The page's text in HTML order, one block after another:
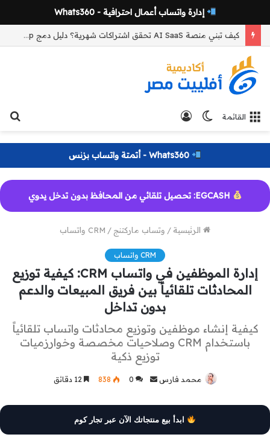
إدارة واتساب أعمال احترافية - Whats360
كيف تبني منصة AI SaaS تحقق اشتراكات شهرية؟ دليل دمج WhatsApp وCRM والأتمتة لزيادة النمو
القائمة
الوضع
الرئيسية / وتساب ماركتنج / CRM واتساب
CRM واتساب
إدارة الموظفين في واتساب CRM: كيفية توزيع
المحادثات تلقائياً بين فريق المبيعات والدعم
بدون تداخل
كيفية إنشاء موظفين وتوزيع محادثات واتساب تلقائياً
باستخدام CRM وصلاحيات مخصصة وخوارزميات
توزيع ذكية
محمد فارس
أرسل
إلكترونيا
0
838
ابدأ بيع منتجاتك الآن عبر تجار كوم